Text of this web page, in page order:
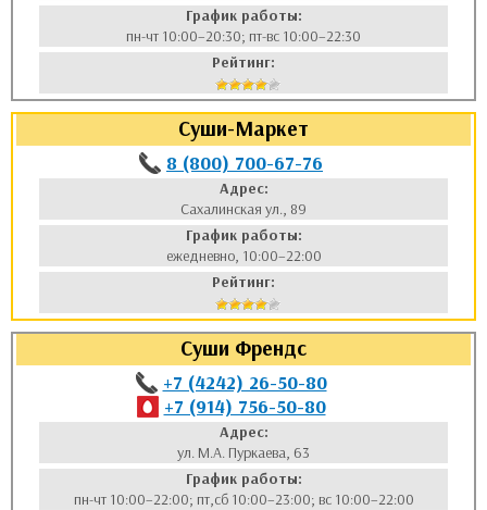
График работы:
пн-чт 10:00–20:30; пт-вс 10:00–22:30
Рейтинг:
Суши-Маркет
8 (800) 700-67-76
Адрес:
Сахалинская ул., 89
График работы:
ежедневно, 10:00–22:00
Рейтинг:
Суши Френдс
+7 (4242) 26-50-80
+7 (914) 756-50-80
Адрес:
ул. М.А. Пуркаева, 63
График работы:
пн-чт 10:00–22:00; пт,сб 10:00–23:00; вс 10:00–22:00